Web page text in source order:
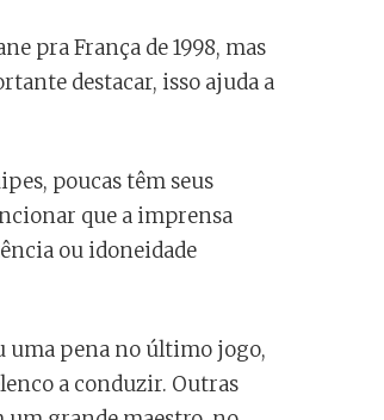
pra França de 1998, mas
destacar, isso ajuda a
poucas têm seus
que a imprensa
ou idoneidade
uma pena no último jogo,
a conduzir. Outras